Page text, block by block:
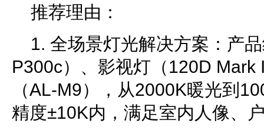
推荐理由：
1. 全场景灯光解决方案：产
P300c）、影视灯（120D Mark
（AL-M9），从2000K暖光到
精度±10K内，满足室内人像、